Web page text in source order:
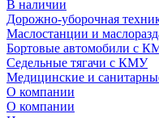
В наличии
Дорожно-уборочная
Маслостанции и
Бортовые автомобили с
Седельные тягачи с КМУ
Медицинские и
О компании
О компании